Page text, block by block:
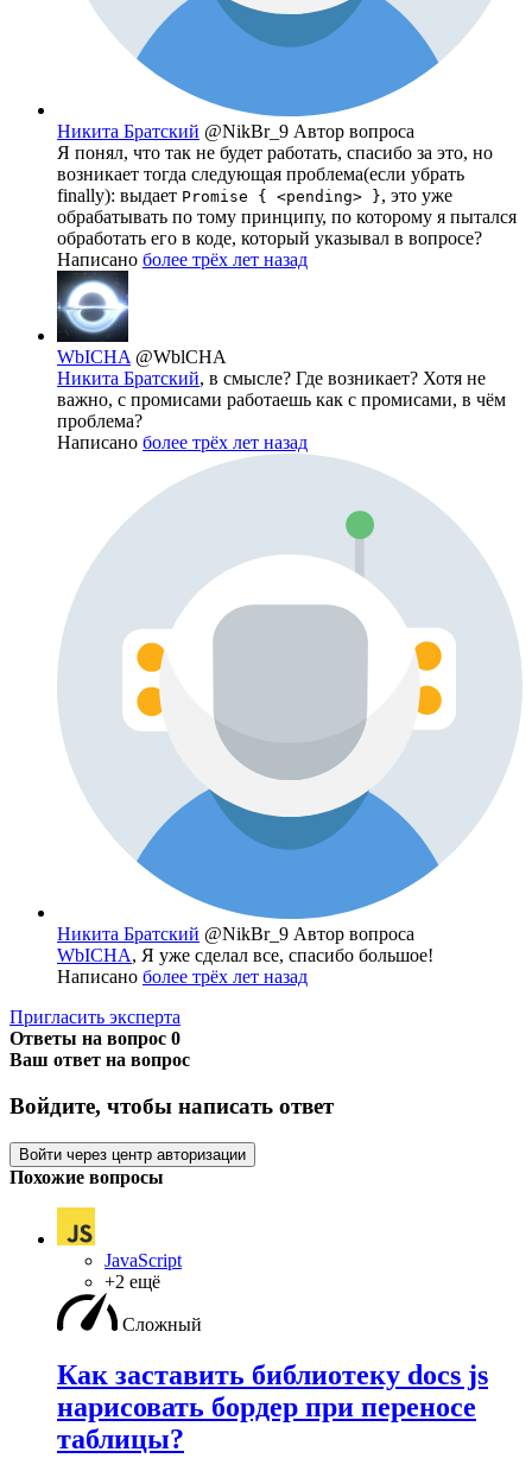
Никита Братский @NikBr_9 Автор вопроса
Я понял, что так не будет работать, спасибо за это, но
возникает тогда следующая проблема(если убрать
finally): выдает Promise { <pending> }, это уже
обрабатывать по тому принципу, по которому я пытался
обработать его в коде, который указывал в вопросе?
Написано более трёх лет назад
WbICHA @WblCHA
Никита Братский, в смысле? Где возникает? Хотя не
важно, с промисами работаешь как с промисами, в чём
проблема?
Написано более трёх лет назад
Никита Братский @NikBr_9 Автор вопроса
WbICHA, Я уже сделал все, спасибо большое!
Написано более трёх лет назад
Пригласить эксперта
Ответы на вопрос 0
Ваш ответ на вопрос
Войдите, чтобы написать ответ
Войти через центр авторизации
Похожие вопросы
JavaScript
+2 ещё
Сложный
Как заставить библиотеку docs js
нарисовать бордер при переносе
таблицы?